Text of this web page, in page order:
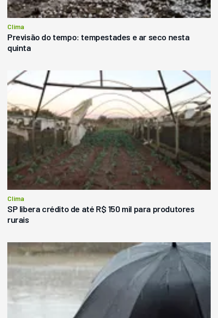
Clima
Previsão do tempo: tempestades e ar seco nesta
quinta
Clima
SP libera crédito de até R$ 150 mil para produtores
rurais